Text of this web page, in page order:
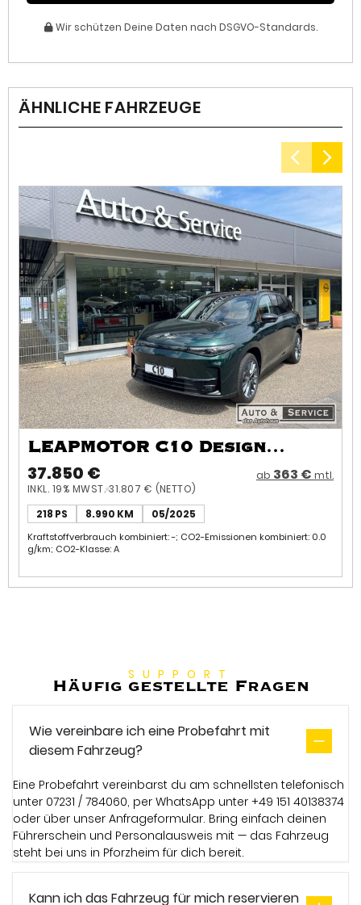
Wir schützen Deine Daten nach DSGVO-Standards.
ÄHNLICHE FAHRZEUGE
LEAPMOTOR C10 Design
Premium-Elektro-SUV / Top-
Ausstattung
37.850 € ab 363 € mtl.
INKL. 19% MWST. 31.807 € (NETTO)
218 PS
8.990 KM 05/2025
Kraftstoffverbrauch kombiniert: -; CO2-Emissionen kombiniert: 0.0
g/km; CO2-Klasse: A
SUPPORT
Häufig gestellte Fragen
Wie vereinbare ich eine Probefahrt mit
diesem Fahrzeug?
Eine Probefahrt vereinbarst du am schnellsten telefonisch
unter 07231 / 784060, per WhatsApp unter +49 151 40138374
oder über unser Anfrageformular. Bring einfach deinen
Führerschein und Personalausweis mit — das Fahrzeug
steht bei uns in Pforzheim für dich bereit.
Kann ich das Fahrzeug für mich reservieren